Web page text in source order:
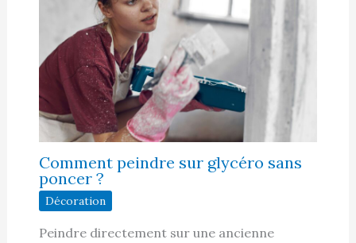
Comment peindre sur glycéro sans
poncer ?
Décoration
Peindre directement sur une ancienne